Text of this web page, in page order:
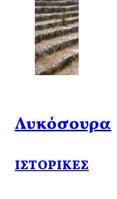
Λυκόσουρα
ΙΣΤΟΡΙΚΈΣ